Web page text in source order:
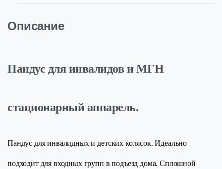
Описание
Пандус для инвалидов и МГН
стационарный аппарель.
Пандус для инвалидных и детских колясок. Идеально
подходит для входных групп в подъезд дома. Сплошной